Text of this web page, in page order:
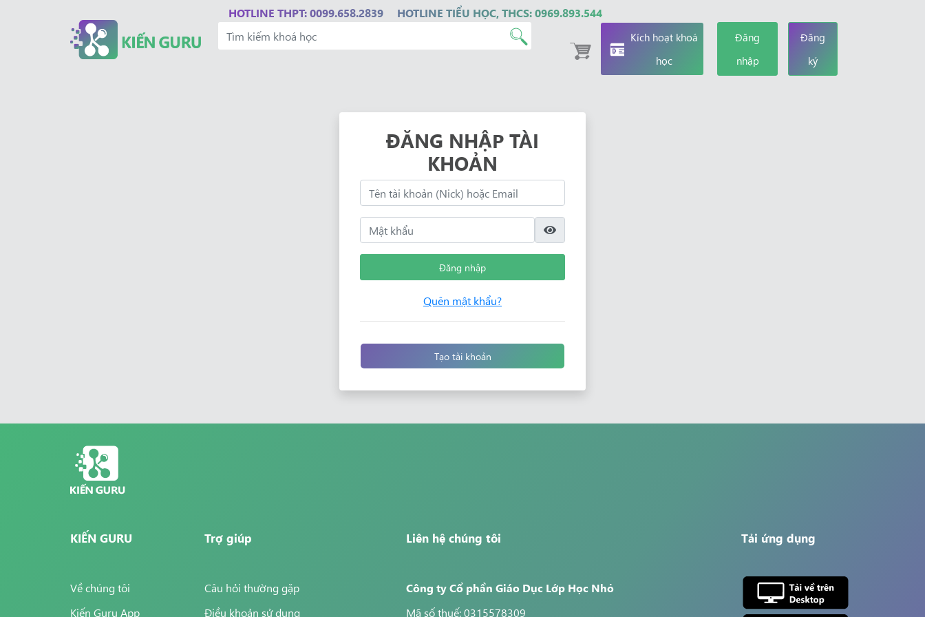
HOTLINE THPT: 0099.658.2839 HOTLINE TIỂU HỌC, THCS: 0969.893.544
Kích hoạt khoá
học
Đăng
nhập
Đăng
ký
ĐĂNG NHẬP TÀI
KHOẢN
Đăng nhập
Quên mật khẩu?
Tạo tài khoản
KIẾN GURU
Về chúng tôi
Kiến Guru App
Trợ giúp
Câu hỏi thường gặp
Điều khoản sử dụng
Liên hệ chúng tôi
Công ty Cổ phần Giáo Dục Lớp Học Nhỏ
Mã số thuế: 0315578309
Tải ứng dụng